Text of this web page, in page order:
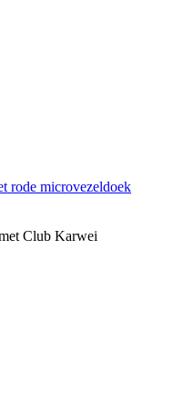
rode microvezeldoek
Club Karwei